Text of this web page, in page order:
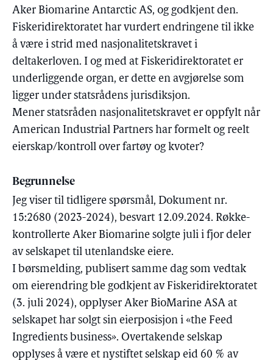
Aker Biomarine Antarctic AS, og godkjent den.
Fiskeridirektoratet har vurdert endringene til ikke
å være i strid med nasjonalitetskravet i
deltakerloven. I og med at Fiskeridirektoratet er
underliggende organ, er dette en avgjørelse som
ligger under statsrådens jurisdiksjon.
Mener statsråden nasjonalitetskravet er oppfylt når
American Industrial Partners har formelt og reelt
eierskap/kontroll over fartøy og kvoter?
Begrunnelse
Jeg viser til tidligere spørsmål, Dokument nr.
15:2680 (2023-2024), besvart 12.09.2024. Røkke-
kontrollerte Aker Biomarine solgte juli i fjor deler
av selskapet til utenlandske eiere.
I børsmelding, publisert samme dag som vedtak
om eierendring ble godkjent av Fiskeridirektoratet
(3. juli 2024), opplyser Aker BioMarine ASA at
selskapet har solgt sin eierposisjon i «the Feed
Ingredients business». Overtakende selskap
opplyses å være et nystiftet selskap eid 60 % av